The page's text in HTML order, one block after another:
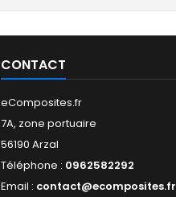
CONTACT
eComposites.fr
7A, zone portuaire
56190 Arzal
Téléphone : 0962582292
Email : contact@ecomposites.fr